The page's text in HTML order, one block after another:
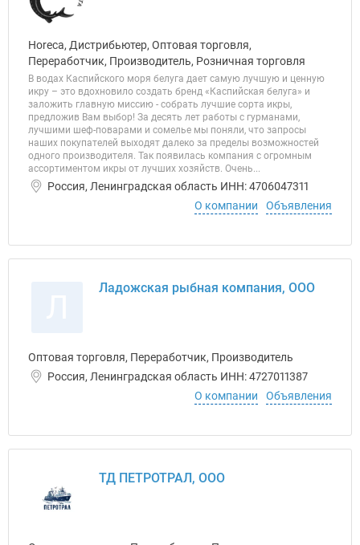
Horeca, Дистрибьютер, Оптовая торговля,
Переработчик, Производитель, Розничная торговля
В водах Каспийского моря белуга дает самую лучшую и ценную
икру – это вдохновило создать бренд «Каспийская белуга» и
заложить главную миссию - собрать лучшие сорта икры,
предложив Вам выбор! За десять лет работы с гурманами,
лучшими шеф-поварами и сомелье мы поняли, что запросы
наших покупателей выходят далеко за пределы возможностей
одного производителя. Так появилась компания с огромным
ассортиментом икры от лучших хозяйств. Очень...
Россия, Ленинградская область ИНН: 4706047311
О компании
Объявления
Ладожская рыбная компания, ООО
Оптовая торговля, Переработчик, Производитель
Россия, Ленинградская область ИНН: 4727011387
О компании
Объявления
ТД ПЕТРОТРАЛ, ООО